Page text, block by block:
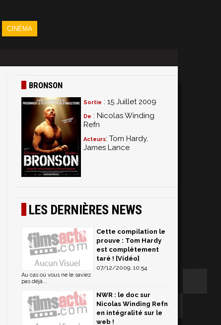
CINÉMA
BRONSON
Sortie : 15 Juillet 2009
De : Nicolas Winding
Refn
Acteurs: Tom Hardy,
James Lance
LES DERNIÈRES NEWS
Cette compilation le
prouve : Tom Hardy
est complètement
taré ! [Vidéo]
07/12/2009, 10:54
Au cas où vous ne le saviez
pas déjà...
NWR : le doc sur
Nicolas Winding Refn
en intégralité sur le
web !